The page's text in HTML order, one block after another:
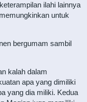
ilahi lainnya
untuk
bergumam sambil
kalah dalam
apa yang dimiliki
yang dia miliki. Kedua